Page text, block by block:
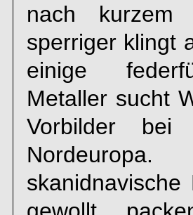
nach kurzem
sperriger klingt
einige
Metaller sucht
Vorbilder bei